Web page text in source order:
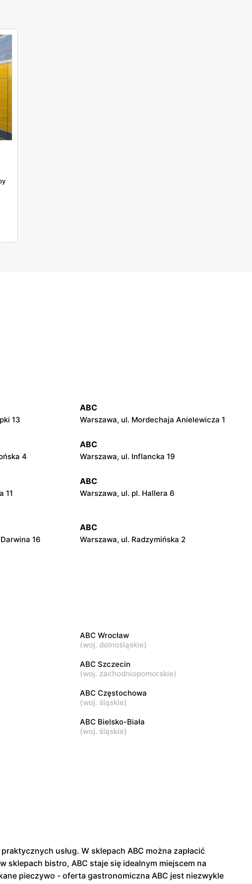
13
ABC
Warszawa, ul. Mordechaja Anielewicza 1
4
ABC
Warszawa, ul. Inflancka 19
11
ABC
Warszawa, ul. pl. Hallera 6
16
ABC
Warszawa, ul. Radzymińska 2
321
2
ABC
Warszawa, ul. Jana Kochanowskiego 39
ABC
ABC Wrocław
(woj. dolnośląskie)
ABC Szczecin
(woj. zachodniopomorskie)
ABC Częstochowa
(woj. śląskie)
ABC Bielsko-Biała
(woj. śląskie)
usług. W sklepach ABC można zapłacić
bistro, ABC staje się idealnym miejscem na
pieczywo - oferta gastronomiczna ABC jest niezwykle